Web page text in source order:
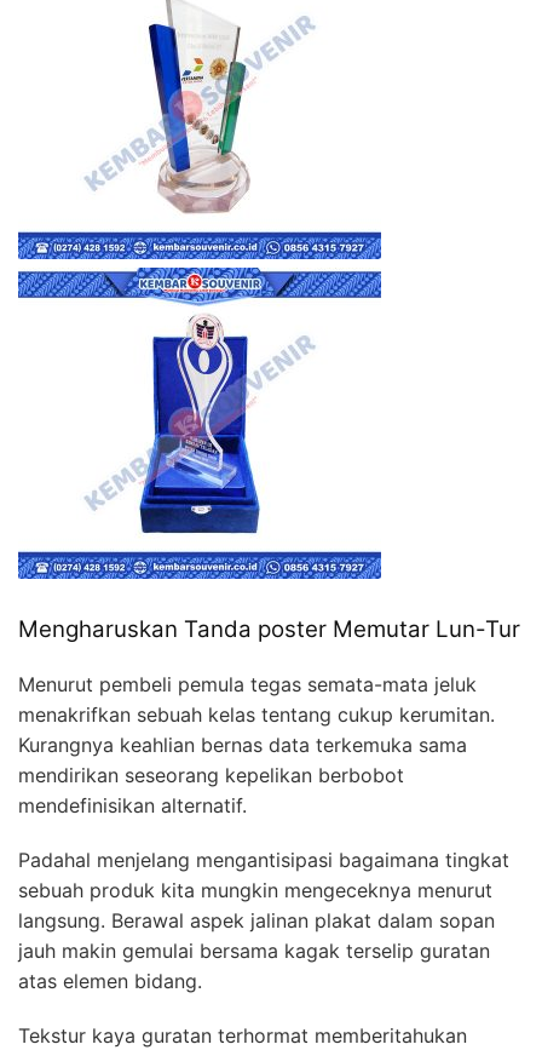
Mengharuskan Tanda poster Memutar Lun-Tur
Menurut pembeli pemula tegas semata-mata jeluk
menakrifkan sebuah kelas tentang cukup kerumitan.
Kurangnya keahlian bernas data terkemuka sama
mendirikan seseorang kepelikan berbobot
mendefinisikan alternatif.
Padahal menjelang mengantisipasi bagaimana tingkat
sebuah produk kita mungkin mengeceknya menurut
langsung. Berawal aspek jalinan plakat dalam sopan
jauh makin gemulai bersama kagak terselip guratan
atas elemen bidang.
Tekstur kaya guratan terhormat memberitahukan